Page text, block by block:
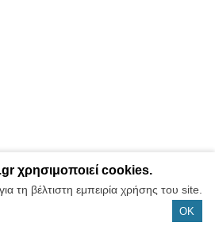
χρησιμοποιεί cookies.
τη βέλτιστη εμπειρία χρήσης του site.
OK